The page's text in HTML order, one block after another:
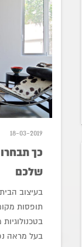
18-03-2019
כך
שלכם
בעיצוב
תופסות
בעל מראה